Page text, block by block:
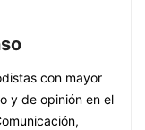
con mayor
y de opinión en el